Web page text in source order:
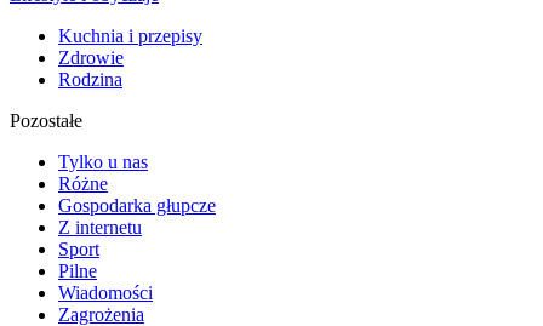
Kuchnia i przepisy
Zdrowie
Rodzina
Pozostałe
Tylko u nas
Różne
Gospodarka głupcze
Z internetu
Sport
Pilne
Wiadomości
Zagrożenia